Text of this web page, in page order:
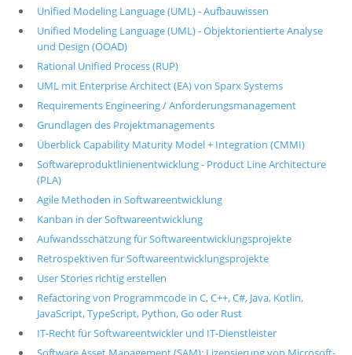
Unified Modeling Language (UML) - Aufbauwissen
Unified Modeling Language (UML) - Objektorientierte Analyse
und Design (OOAD)
Rational Unified Process (RUP)
UML mit Enterprise Architect (EA) von Sparx Systems
Requirements Engineering / Anforderungsmanagement
Grundlagen des Projektmanagements
Überblick Capability Maturity Model + Integration (CMMI)
Softwareproduktlinienentwicklung - Product Line Architecture
(PLA)
Agile Methoden in Softwareentwicklung
Kanban in der Softwareentwicklung
Aufwandsschätzung für Softwareentwicklungsprojekte
Retrospektiven für Softwareentwicklungsprojekte
User Stories richtig erstellen
Refactoring von Programmcode in C, C++, C#, Java, Kotlin,
JavaScript, TypeScript, Python, Go oder Rust
IT-Recht für Softwareentwickler und IT-Dienstleister